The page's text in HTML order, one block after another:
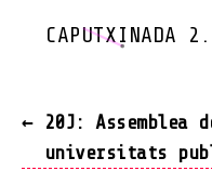
CAPUTXINADA
←
20J: Assemblea
universitats